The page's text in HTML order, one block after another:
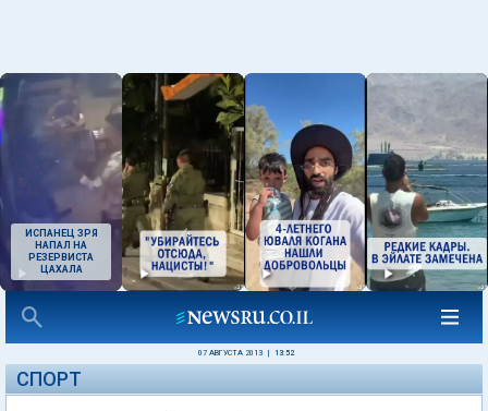
ИСПАНЕЦ ЗРЯ
НАПАЛ НА
РЕЗЕРВИСТА
ЦАХАЛА
07 АВГУСТА 2013 13:52
СПОРТ